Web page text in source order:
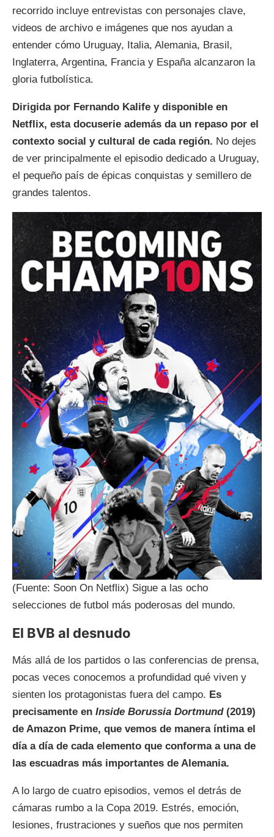
recorrido incluye entrevistas con personajes clave,
videos de archivo e imágenes que nos ayudan a
entender cómo Uruguay, Italia, Alemania, Brasil,
Inglaterra, Argentina, Francia y España alcanzaron la
gloria futbolística.
Dirigida por Fernando Kalife y disponible en
Netflix, esta docuserie además da un repaso por el
contexto social y cultural de cada región. No dejes
de ver principalmente el episodio dedicado a Uruguay,
el pequeño país de épicas conquistas y semillero de
grandes talentos.
(Fuente: Soon On Netflix) Sigue a las ocho
selecciones de futbol más poderosas del mundo.
El BVB al desnudo
Más allá de los partidos o las conferencias de prensa,
pocas veces conocemos a profundidad qué viven y
sienten los protagonistas fuera del campo. Es
precisamente en Inside Borussia Dortmund(2019)
de Amazon Prime, que vemos de manera íntima el
día a día de cada elemento que conforma a una de
las escuadras más importantes de Alemania.
A lo largo de cuatro episodios, vemos el detrás de
cámaras rumbo a la Copa 2019. Estrés, emoción,
lesiones, frustraciones y sueños que nos permiten